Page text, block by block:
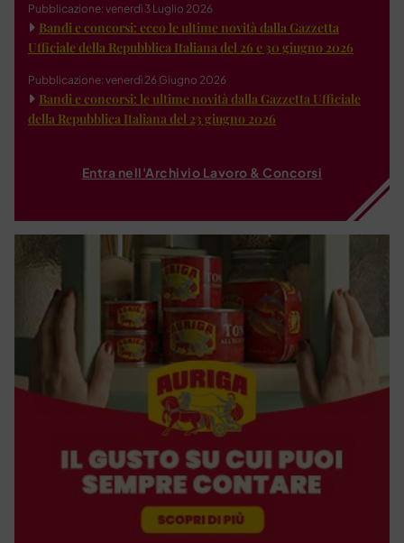
Pubblicazione: venerdì 3 Luglio 2026
Bandi e concorsi: ecco le ultime novità dalla Gazzetta
Ufficiale della Repubblica Italiana del 26 e 30 giugno 2026
Pubblicazione: venerdì 26 Giugno 2026
Bandi e concorsi: le ultime novità dalla Gazzetta Ufficiale
della Repubblica Italiana del 23 giugno 2026
Entra nell'Archivio Lavoro & Concorsi